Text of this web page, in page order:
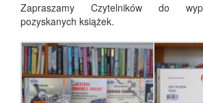
Zapraszamy Czytelników do
pozyskanych książek.